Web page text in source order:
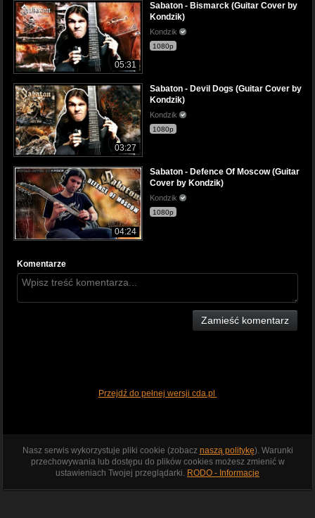
05:31
Sabaton - Bismarck (Guitar Cover by
Kondzik)
Kondzik
1080p
03:27
Sabaton - Devil Dogs (Guitar Cover by
Kondzik)
Kondzik
1080p
04:24
Sabaton - Defence Of Moscow (Guitar
Cover by Kondzik)
Kondzik
1080p
Komentarze
Zamieść komentarz
Przejdź do pełnej wersji cda.pl
Nasz serwis wykorzystuje pliki cookie (zobacz naszą politykę). Warunki
przechowywania lub dostępu do plików cookies możesz zmienić w
ustawieniach Twojej przeglądarki. RODO - Informacje